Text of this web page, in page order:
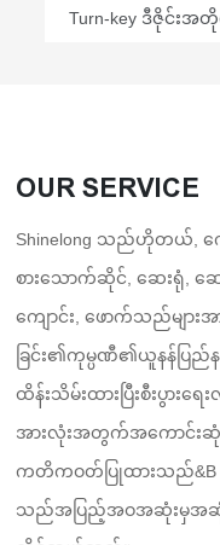
Turn-key ဒီဇိုင်းအ
OUR SERVICE
Shinelong သည်ဟိုတယ်, က
စားသောက်ဆိုင်, ဆေးရုံ, ဆေး
ကျောင်း, ဖောက်သည်များ
ခြင်း၏ကုမ္ပဏီ၏ယူနန်ပ
ထိန်းသိမ်းထားပြီးစီးပွား
အားလုံးအတွက်အကောင်းဆုံးဖ
ကတိကဝတ်ပြုထားသည်&B
သည်အပြည့်အဝအဆုံးမှအဆုံး